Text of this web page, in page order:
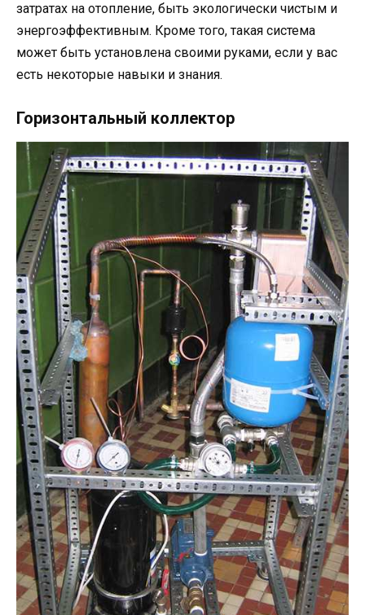
затратах на отопление, быть экологически чистым и
энергоэффективным. Кроме того, такая система
может быть установлена своими руками, если у вас
есть некоторые навыки и знания.
Горизонтальный коллектор